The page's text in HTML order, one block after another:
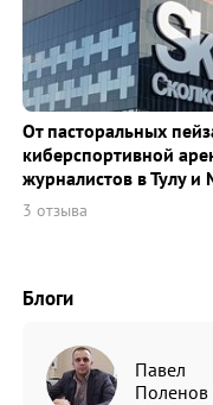
От пасторальных
киберспортивной
журналистов в Тулу и
3 отзыва
Блоги
Павел
Поленов